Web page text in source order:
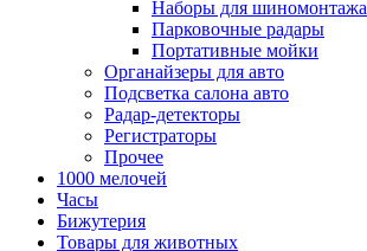
Наборы для шиномонтажа
Парковочные радары
Портативные мойки
Органайзеры для авто
Подсветка салона авто
Радар-детекторы
Регистраторы
Прочее
1000 мелочей
Часы
Бижутерия
Товары для животных